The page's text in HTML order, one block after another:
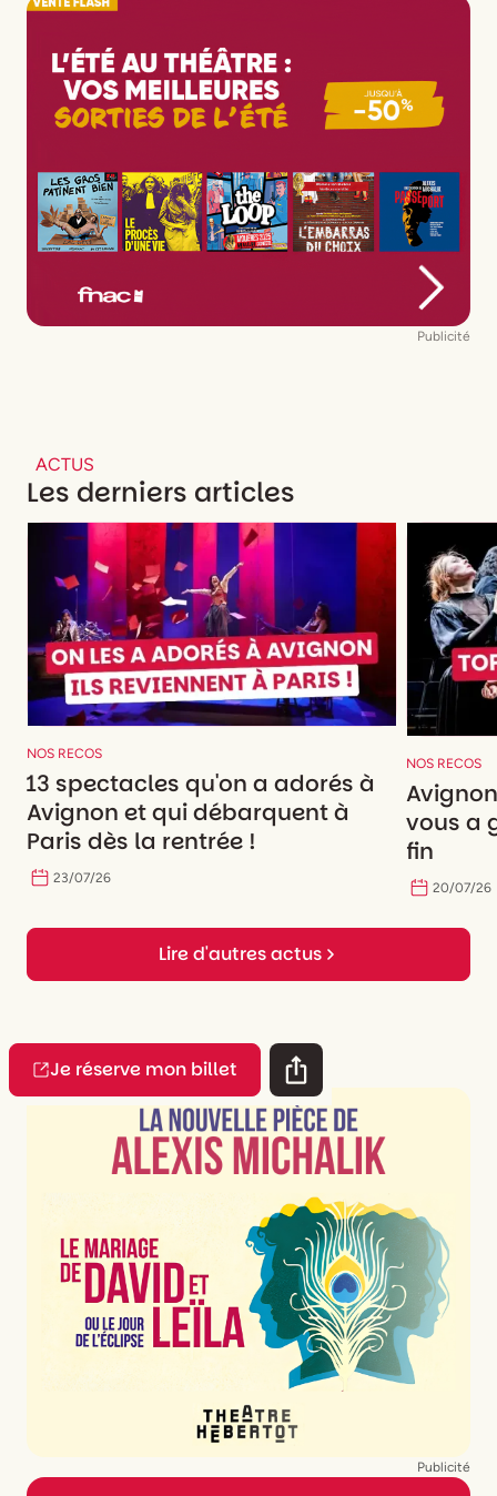
Publicité
ACTUS
Les derniers articles
NOS RECOS
13 spectacles qu'on a adorés à
Avignon et qui débarquent à
Paris dès la rentrée !
23/07/26
NOS RECOS
vous a
fin
20/07/26
Lire d'autres actus
Je réserve mon billet
Publicité